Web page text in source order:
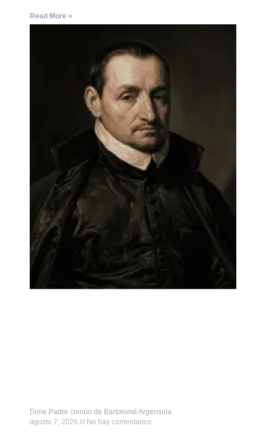
Read More »
Dime Padre común de Bartolomé Argensola
agosto 7, 2026
No hay comentarios